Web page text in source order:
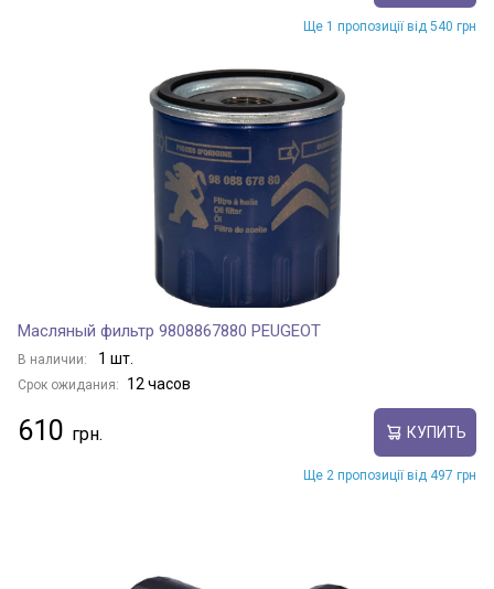
Ще 1 пропозиції від 540 грн
Масляный фильтр 9808867880 PEUGEOT
В наличии: 1 шт.
Срок ожидания: 12 часов
610 КУПИТЬ
Ще 2 пропозиції від 497 грн